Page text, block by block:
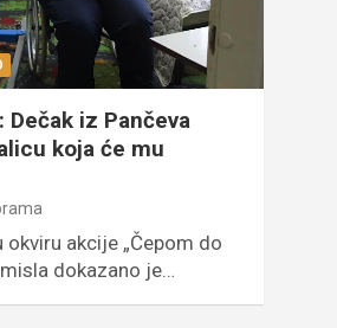
Dečak iz Pančeva
koja će mu
akcije „Čepom do
dokazano je…